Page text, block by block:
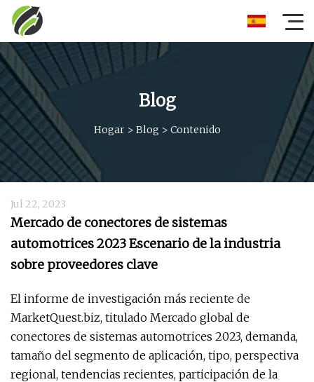
Blog
Hogar> Blog > Contenido
Jul 22, 2023
Mercado de conectores de sistemas
automotrices 2023 Escenario de la industria
sobre proveedores clave
El informe de investigación más reciente de
MarketQuest.biz, titulado Mercado global de
conectores de sistemas automotrices 2023, demanda,
tamaño del segmento de aplicación, tipo, perspectiva
regional, tendencias recientes, participación de la